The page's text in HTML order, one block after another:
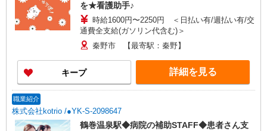
を★看護助手♪
時給1600円〜2250円 ＜日払い有/週払い有/交
通費全支給(ガソリン代含む)＞
秦野市 【最寄駅：秦野】
キープ 詳細を見る
職業紹介
株式会社kotrio /●YK-S-2098647
鶴巻温泉駅◆病院の補助STAFF◆患者さん支